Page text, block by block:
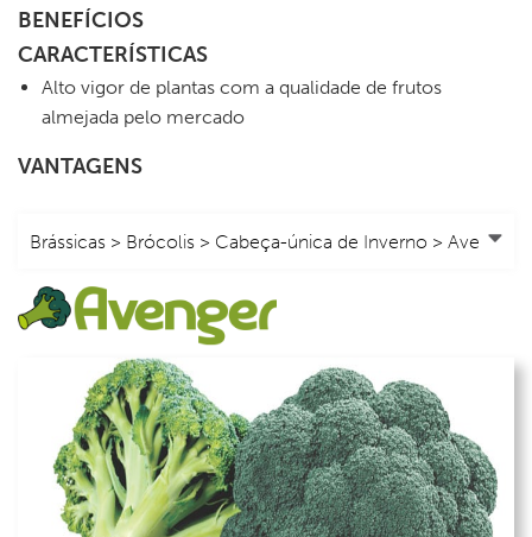
BENEFÍCIOS
CARACTERÍSTICAS
Alto vigor de plantas com a qualidade de frutos
almejada pelo mercado
VANTAGENS